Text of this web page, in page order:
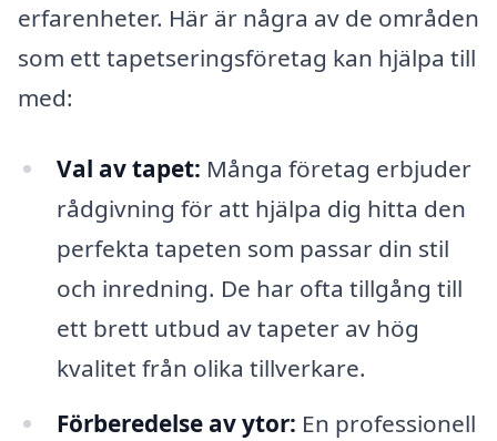
erfarenheter. Här är några av de områden
som ett tapetseringsföretag kan hjälpa till
med:
Val av tapet: Många företag erbjuder
rådgivning för att hjälpa dig hitta den
perfekta tapeten som passar din stil
och inredning. De har ofta tillgång till
ett brett utbud av tapeter av hög
kvalitet från olika tillverkare.
Förberedelse av ytor: En professionell